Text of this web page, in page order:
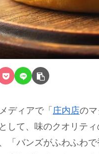
ディアで「 庄内店の
して、味のクオリテ
「バンズがふわふわ